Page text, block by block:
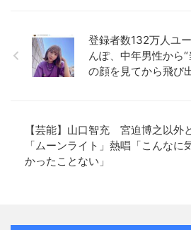
登録者数132万人ユ
んぽ、中年男性から
の顔を見てから飛び
【芸能】山口智充 宮迫博之以外
「ムーンライト」熱唱「こんなに
かったことない」